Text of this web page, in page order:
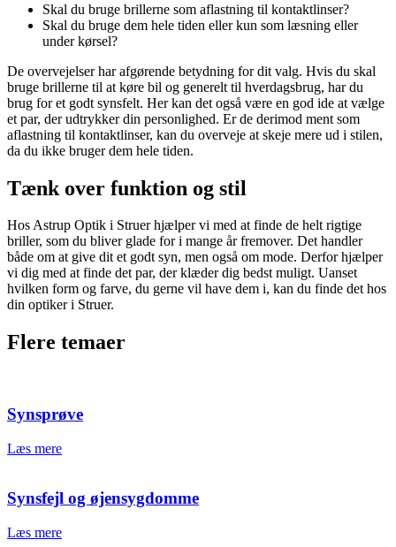
Skal du bruge brillerne som aflastning til kontaktlinser?
Skal du bruge dem hele tiden eller kun som læsning eller
under kørsel?
De overvejelser har afgørende betydning for dit valg. Hvis du skal
bruge brillerne til at køre bil og generelt til hverdagsbrug, har du
brug for et godt synsfelt. Her kan det også være en god ide at vælge
et par, der udtrykker din personlighed. Er de derimod ment som
aflastning til kontaktlinser, kan du overveje at skeje mere ud i stilen,
da du ikke bruger dem hele tiden.
Tænk over funktion og stil
Hos Astrup Optik i Struer hjælper vi med at finde de helt rigtige
briller, som du bliver glade for i mange år fremover. Det handler
både om at give dit et godt syn, men også om mode. Derfor hjælper
vi dig med at finde det par, der klæder dig bedst muligt. Uanset
hvilken form og farve, du gerne vil have dem i, kan du finde det hos
din optiker i Struer.
Flere temaer
Synsprøve
Læs mere
Synsfejl og øjensygdomme
Læs mere